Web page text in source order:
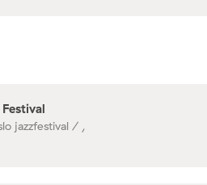
jazzfestival / ,